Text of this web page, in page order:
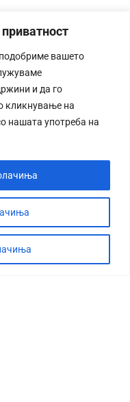
вашето
и да го
кликнување на
нашата употреба на